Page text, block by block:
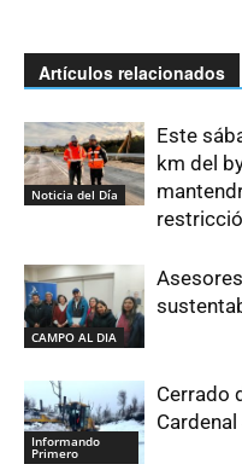
Artículos relacionados
Noticia del Día
Este
km del
CAMPO AL DIA
Informando
Primero
Cerrado